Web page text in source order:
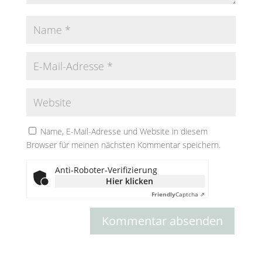
Name, E-Mail-Adresse und Website in diesem
Browser für meinen nächsten Kommentar speichern.
Anti-Roboter-Verifizierung
Hier klicken
FriendlyCaptcha ⇗